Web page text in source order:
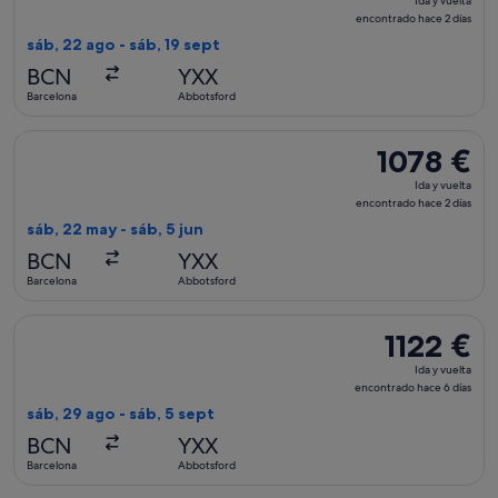
y
encontrado hace 2 días
sáb, 22 ago - sáb, 19 sept
BCN
Barcelona
YXX
Abbotsford
1078 €
Ida
y
1078 €
Ida y vuelta
encontrado hace 2 días
sáb, 22 may - sáb, 5 jun
BCN
Barcelona
YXX
Abbotsford
1122 €
Ida
y
1122 €
Ida y vuelta
encontrado hace 6 días
sáb, 29 ago - sáb, 5 sept
BCN
Barcelona
YXX
Abbotsford